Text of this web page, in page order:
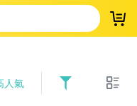
登
人氣